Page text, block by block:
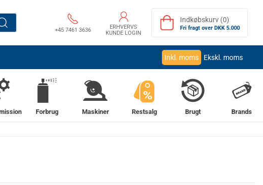
+45 7461 3636
ERHVERVS
KUNDE LOGIN
Indkøbskurv (0)
Fri fragt over DKK 5.000
Inkl. moms Ekskl. moms
Forbrug Maskiner
%
Restsalg Brugt Brands